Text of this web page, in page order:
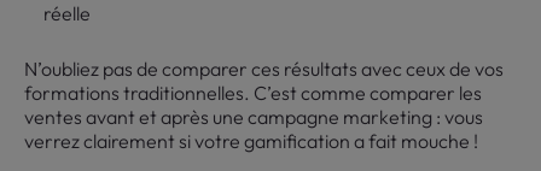
réelle
N’oubliez pas de comparer ces résultats avec ceux de vos
formations traditionnelles. C’est comme comparer les
ventes avant et après une campagne marketing : vous
verrez clairement si votre gamification a fait mouche !